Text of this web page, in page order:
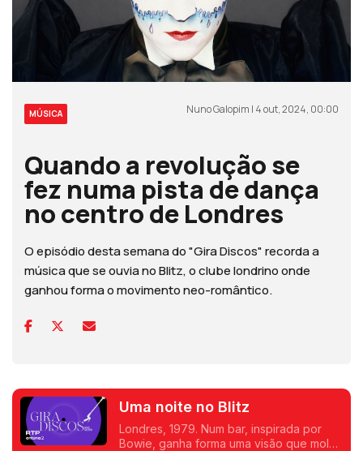
MÚSICA Nuno Galopim | 4 out, 2024, 00:00
Quando a revolução se
fez numa pista de dança
no centro de Londres
O episódio desta semana do "Gira Discos" recorda a
música que se ouvia no Blitz, o clube londrino onde
ganhou forma o movimento neo-romântico.
Uma noite no Blitz
Londres, 1979. Num bar, inspirada por
Bowie, ganha forma uma visão que molda